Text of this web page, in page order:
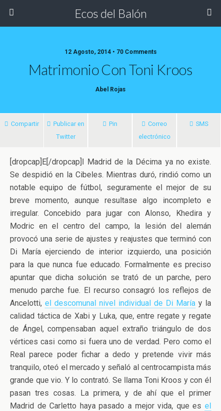
Ecos del Balón
12 Agosto, 2014 • 70 Comments
Matrimonio Con Toni Kroos
Abel Rojas
Compartir
Publicar en
Twitter
Pin
Correo
electrónico
SMS
[dropcap]E[/dropcap]l Madrid de la Décima ya no existe.
Se despidió en la Cibeles. Mientras duró, rindió como un
notable equipo de fútbol, seguramente el mejor de su
breve momento, aunque resultase algo incompleto e
irregular. Concebido para jugar con Alonso, Khedira y
Modric en el centro del campo, la lesión del alemán
provocó una serie de ajustes y reajustes que terminó con
Di María ejerciendo de interior izquierdo, una posición
para la que nunca fue educado. Formalmente es preciso
apuntar que dicha solución se trató de un parche, pero
menudo parche fue. El recurso consagró los reflejos de
Ancelotti, el descomunal nivel individual de Di María y la
calidad táctica de Xabi y Luka, que, entre regate y regate
de Ángel, compensaban aquel extraño triángulo de dos
vértices casi como si fuera uno de verdad. Pero como el
Real parece poder fichar a dedo y pretende vivir más
tranquilo, oteó el mercado y señaló al centrocampista más
grande que vio. Y lo contrató. Se llama Toni Kroos y con él
pasan tres cosas. La primera, y de ahí que el primer
Madrid de Carletto haya pasado a mejor vida, que es el